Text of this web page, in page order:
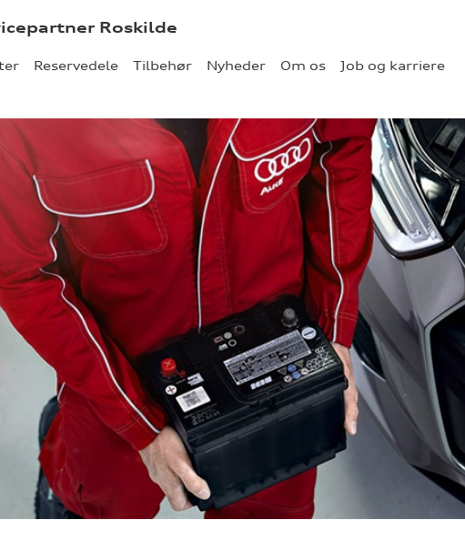
Reservedele Tilbehør Nyheder Om os Job og karriere
Roskilde